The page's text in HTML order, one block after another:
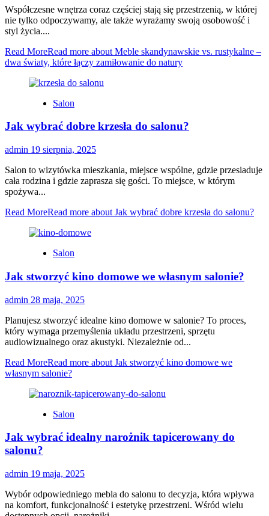
Współczesne wnętrza coraz częściej stają się przestrzenią, w której
nie tylko odpoczywamy, ale także wyrażamy swoją osobowość i
styl życia....
Read MoreRead more about Meble skandynawskie vs. rustykalne –
dwa światy, które łączy zamiłowanie do natury
Salon
Jak wybrać dobre krzesła do salonu?
admin 19 sierpnia, 2025
Salon to wizytówka mieszkania, miejsce wspólne, gdzie przesiaduje
cała rodzina i gdzie zaprasza się gości. To miejsce, w którym
spożywa...
Read MoreRead more about Jak wybrać dobre krzesła do salonu?
Salon
Jak stworzyć kino domowe we własnym salonie?
admin 28 maja, 2025
Planujesz stworzyć idealne kino domowe w salonie? To proces,
który wymaga przemyślenia układu przestrzeni, sprzętu
audiowizualnego oraz akustyki. Niezależnie od...
Read MoreRead more about Jak stworzyć kino domowe we
własnym salonie?
Salon
Jak wybrać idealny narożnik tapicerowany do
salonu?
admin 19 maja, 2025
Wybór odpowiedniego mebla do salonu to decyzja, która wpływa
na komfort, funkcjonalność i estetykę przestrzeni. Wśród wielu